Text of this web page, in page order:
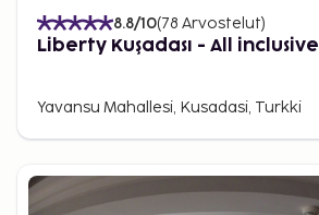
8.8/10(78 Arvostelut)
Liberty Kuşadası - All inclusive
Yavansu Mahallesi, Kusadasi, Turkki